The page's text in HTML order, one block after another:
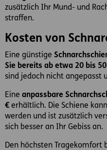
zusätzlich Ihr Mund- und
straffen.
Kosten von
Eine günstige
Sie bereits ab etwa 20 bis
sind jedoch nicht angepasst
Eine anpassbare
€ erhältlich. Die Schiene
werden und ist zusätzlich
sich besser an Ihr Gebiss an.
Den höchsten Tragekomfort